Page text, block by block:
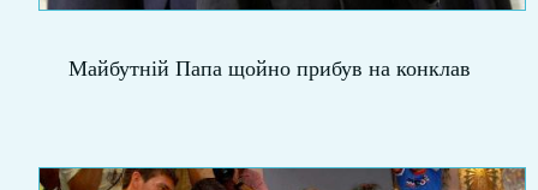
Майбутній Папа щойно прибув на конклав